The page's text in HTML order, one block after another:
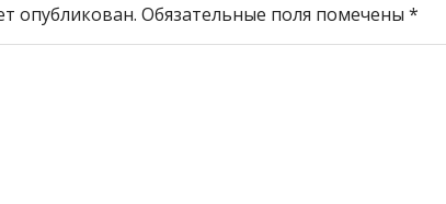
опубликован. Обязательные поля помечены *